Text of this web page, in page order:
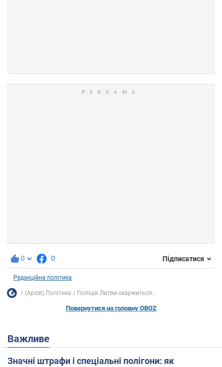
0 0 Підписатися
Редакційна політика
(Архів) Політика Поліція Литви скаржиться...
Повернутися на головну OBOZ
Важливе
Значні штрафи і спеціальні полігони: як